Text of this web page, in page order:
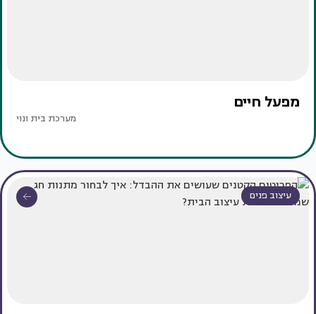
מפעל חיים
מערכת בית ונוי
עיצוב פנים